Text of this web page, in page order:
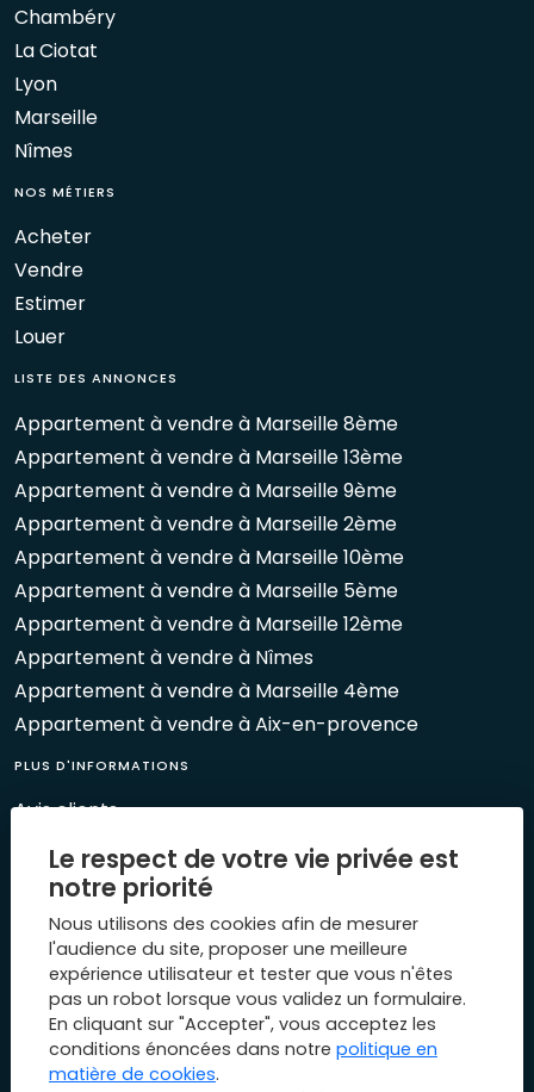
Le respect de votre vie privée est
notre priorité
Nous utilisons des cookies afin de mesurer
l'audience du site, proposer une meilleure
expérience utilisateur et tester que vous n'êtes
pas un robot lorsque vous validez un formulaire.
En cliquant sur "Accepter", vous acceptez les
conditions énoncées dans notre politique en
matière de cookies.
Chambéry
La Ciotat
Lyon
Marseille
Nîmes
NOS MÉTIERS
Acheter
Vendre
Estimer
Louer
LISTE DES ANNONCES
Appartement à vendre à Marseille 8ème
Appartement à vendre à Marseille 13ème
Appartement à vendre à Marseille 9ème
Appartement à vendre à Marseille 2ème
Appartement à vendre à Marseille 10ème
Appartement à vendre à Marseille 5ème
Appartement à vendre à Marseille 12ème
Appartement à vendre à Nîmes
Appartement à vendre à Marseille 4ème
Appartement à vendre à Aix-en-provence
PLUS D'INFORMATIONS
Avis clients
Le Mag 1894
Nos évènements
Biens vendus
Plan du site
Mentions légales
Nous contacter